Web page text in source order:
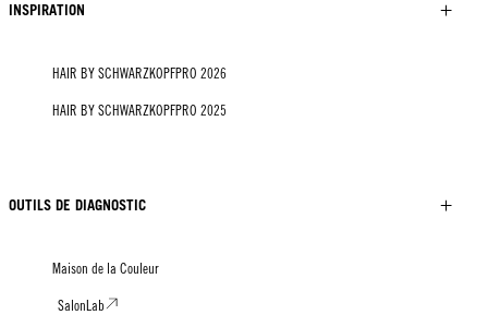
INSPIRATION
HAIR BY SCHWARZKOPFPRO 2026
HAIR BY SCHWARZKOPFPRO 2025
OUTILS DE DIAGNOSTIC
Maison de la Couleur
SalonLab